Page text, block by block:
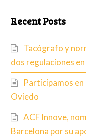
Recent Posts
Tacógrafo y
dos regulaciones
Participamos
Oviedo
ACF Innove,
Barcelona por su